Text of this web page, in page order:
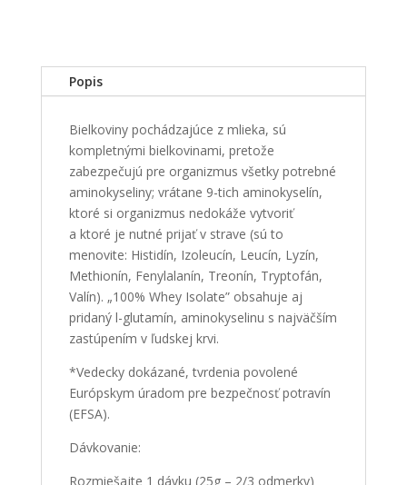
Popis
Bielkoviny pochádzajúce z mlieka, sú
kompletnými bielkovinami, pretože
zabezpečujú pre organizmus všetky potrebné
aminokyseliny; vrátane 9-tich aminokyselín,
ktoré si organizmus nedokáže vytvoriť
a ktoré je nutné prijať v strave (sú to
menovite: Histidín, Izoleucín, Leucín, Lyzín,
Methionín, Fenylalanín, Treonín, Tryptofán,
Valín). „100% Whey Isolate” obsahuje aj
pridaný l-glutamín, aminokyselinu s najväčším
zastúpením v ľudskej krvi.
*Vedecky dokázané, tvrdenia povolené
Európskym úradom pre bezpečnosť potravín
(EFSA).
Dávkovanie:
Rozmiešajte 1 dávku (25g – 2/3 odmerky)